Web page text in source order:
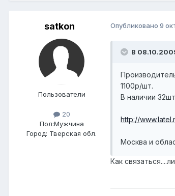
satkon
Пользователи
20
Пол:Мужчина
Город: Тверская обл.
Опубликовано 9
В
1100р/шт.
В наличии
http://
Москва и
Как